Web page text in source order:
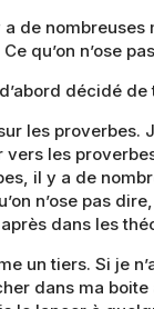
de
qu’on n’ose
décidé
les proverbes.
vers les
il y a de
n’ose pas
dans les
un tiers. Si je
dans ma